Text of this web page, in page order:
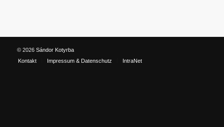
© 2026 Sándor Kotyrba
Kontakt
Impressum & Datenschutz IntraNet